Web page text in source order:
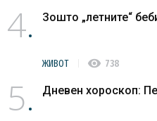
4 Зошто „летните“
ЖИВОТ visibility 738
5 Дневен хороскоп: